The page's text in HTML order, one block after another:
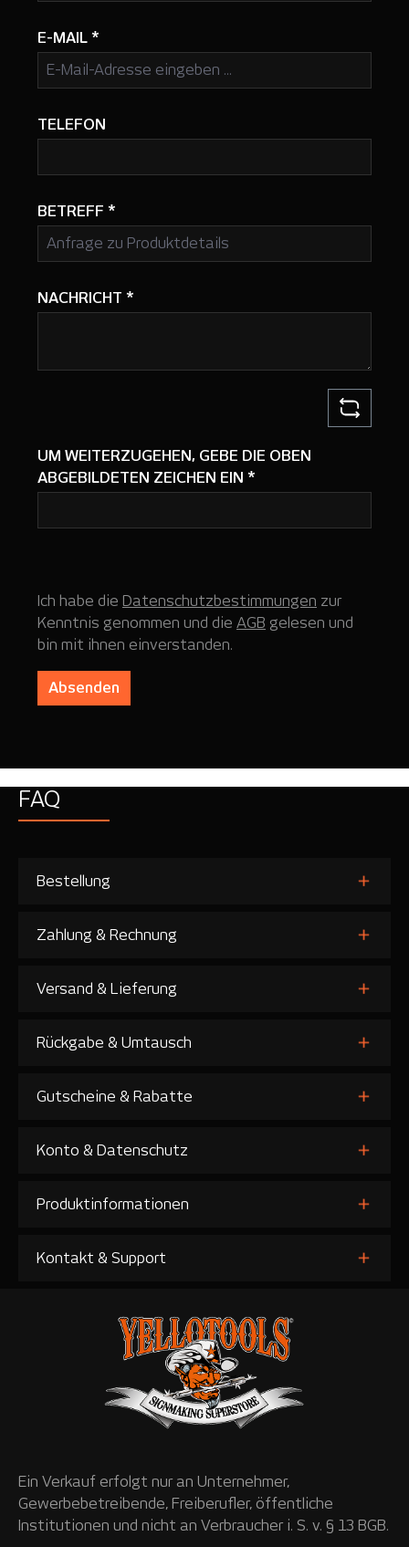
E-MAIL *
TELEFON
BETREFF *
NACHRICHT *
UM WEITERZUGEHEN, GEBE DIE OBEN
ABGEBILDETEN ZEICHEN EIN *
Ich habe die Datenschutzbestimmungen zur
Kenntnis genommen und die AGB gelesen und
bin mit ihnen einverstanden.
Absenden
FAQ
Bestellung
Zahlung & Rechnung
Versand & Lieferung
Rückgabe & Umtausch
Gutscheine & Rabatte
Konto & Datenschutz
Produktinformationen
Kontakt & Support
Ein Verkauf erfolgt nur an Unternehmer,
Gewerbebetreibende, Freiberufler, öffentliche
Institutionen und nicht an Verbraucher i. S. v. § 13 BGB.